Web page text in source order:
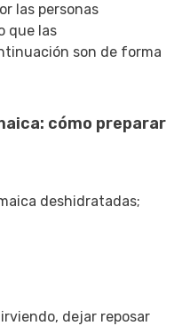
las personas
que las
son de forma
cómo preparar
deshidratadas;
dejar reposar